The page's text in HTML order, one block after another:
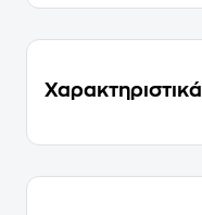
Χαρακτηριστικά